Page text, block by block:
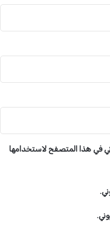
في هذا المتصفح لاستخدامها